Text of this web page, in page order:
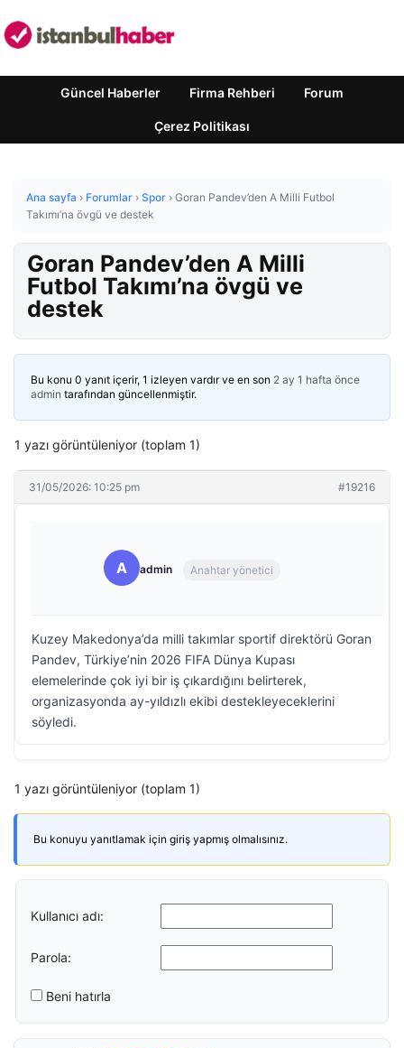
Güncel Haberler Firma Rehberi Forum
Çerez Politikası
Ana sayfa › Forumlar › Spor › Goran Pandev’den A Milli Futbol
Takımı’na övgü ve destek
Goran Pandev’den A Milli
Futbol Takımı’na övgü ve
destek
Bu konu 0 yanıt içerir, 1 izleyen vardır ve en son 2 ay 1 hafta önce
admin tarafından güncellenmiştir.
1 yazı görüntüleniyor (toplam 1)
31/05/2026: 10:25 pm #19216
A admin Anahtar yönetici
Kuzey Makedonya’da milli takımlar sportif direktörü Goran
Pandev, Türkiye’nin 2026 FIFA Dünya Kupası
elemelerinde çok iyi bir iş çıkardığını belirterek,
organizasyonda ay-yıldızlı ekibi destekleyeceklerini
söyledi.
1 yazı görüntüleniyor (toplam 1)
Bu konuyu yanıtlamak için giriş yapmış olmalısınız.
Kullanıcı adı:
Parola:
Beni hatırla